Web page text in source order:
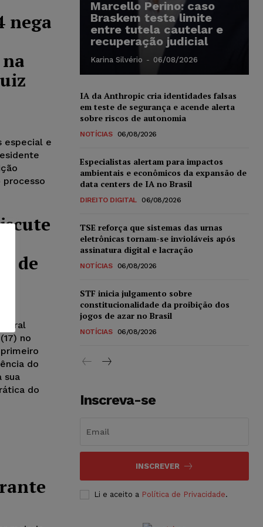
nega
especial e
de
geral
no
do
sua
do
Marcello Perino: caso
Braskem testa limite
entre tutela cautelar e
recuperação judicial
Karina Silvério - 06/08/2026
IA da Anthropic cria identidades falsas
em teste de segurança e acende alerta
sobre riscos de autonomia
NOTÍCIAS 06/08/2026
Especialistas alertam para impactos
ambientais e econômicos da expansão de
data centers de IA no Brasil
DIREITO DIGITAL 06/08/2026
TSE reforça que sistemas das urnas
eletrônicas tornam-se invioláveis após
assinatura digital e lacração
NOTÍCIAS 06/08/2026
STF inicia julgamento sobre
constitucionalidade da proibição dos
jogos de azar no Brasil
NOTÍCIAS 06/08/2026
Inscreva-se
INSCREVER
Li e aceito a Política de Privacidade.